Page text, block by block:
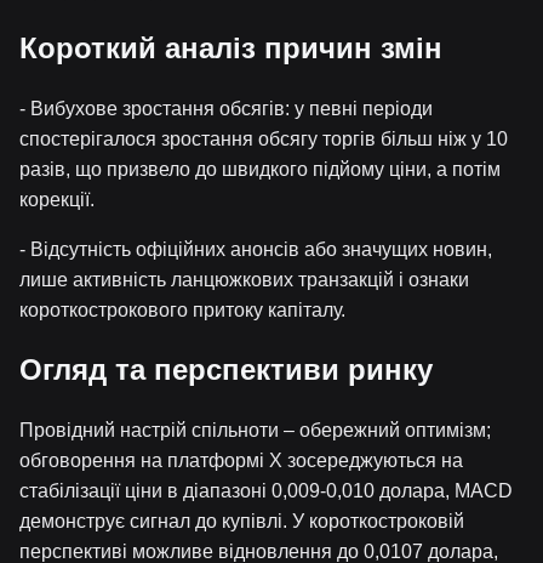
Короткий аналіз причин змін
- Вибухове зростання обсягів: у певні періоди
спостерігалося зростання обсягу торгів більш ніж у 10
разів, що призвело до швидкого підйому ціни, а потім
корекції.
- Відсутність офіційних анонсів або значущих новин,
лише активність ланцюжкових транзакцій і ознаки
короткострокового притоку капіталу.
Огляд та перспективи ринку
Провідний настрій спільноти – обережний оптимізм;
обговорення на платформі X зосереджуються на
стабілізації ціни в діапазоні 0,009-0,010 долара, MACD
демонструє сигнал до купівлі. У короткостроковій
перспективі можливе відновлення до 0,0107 долара,